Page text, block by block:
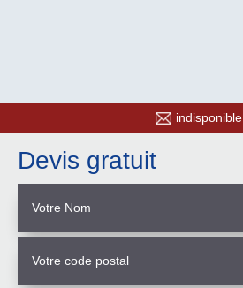
indisponible
Devis gratuit